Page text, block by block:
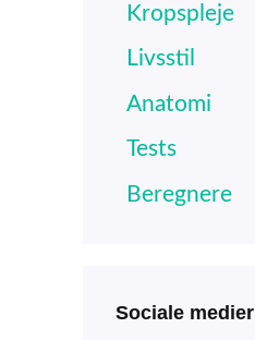
Kropspleje
Livsstil
Anatomi
Tests
Beregnere
Sociale medier